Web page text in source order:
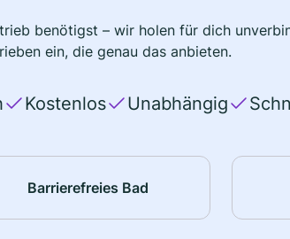
benötigst – wir holen für dich
ein, die genau das anbieten.
Kostenlos Unabhängig
Barrierefreies Bad